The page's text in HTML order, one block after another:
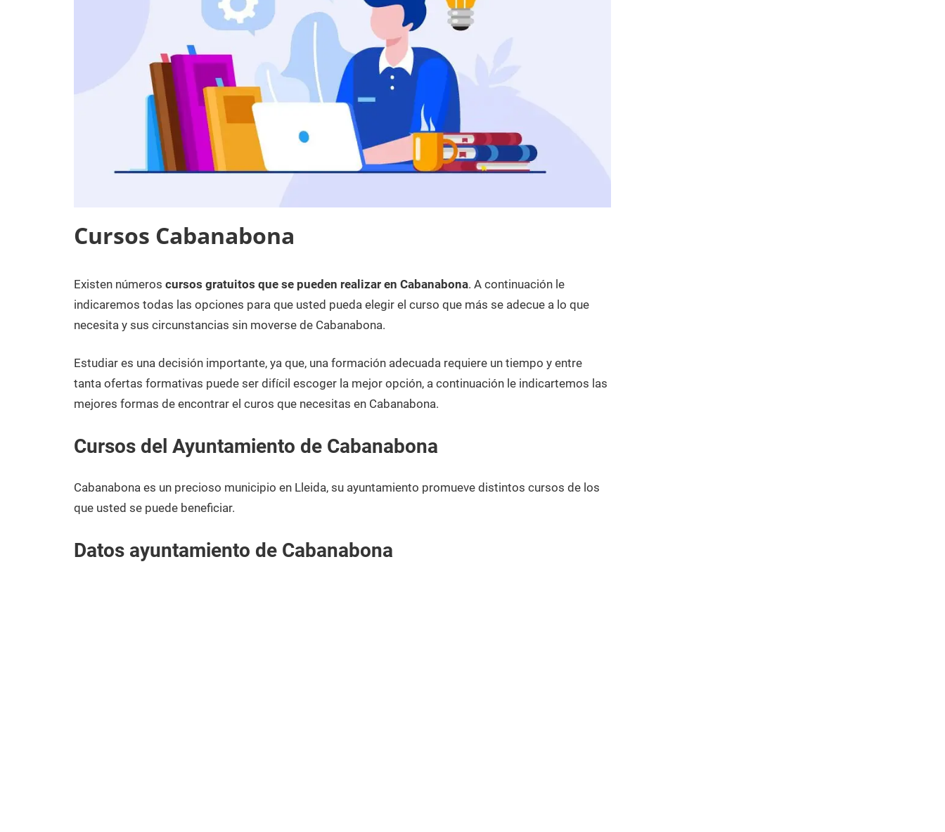
Cursos Cabanabona
3
de
diciembre
2020
Maria
Cursos
en
Lleida
Existen números cursos gratuitos que se pueden realizar en Cabanabona. A continuación le
indicaremos todas las opciones para que usted pueda elegir el curso que más se adecue a lo que
necesita y sus circunstancias sin moverse de Cabanabona.
Estudiar es una decisión importante, ya que, una formación adecuada requiere un tiempo y entre
tanta ofertas formativas puede ser difícil escoger la mejor opción, a continuación le indicartemos las
mejores formas de encontrar el curos que necesitas en Cabanabona.
Cursos del Ayuntamiento de Cabanabona
Cabanabona es un precioso municipio en Lleida, su ayuntamiento promueve distintos cursos de los
que usted se puede beneficiar.
Datos ayuntamiento de Cabanabona